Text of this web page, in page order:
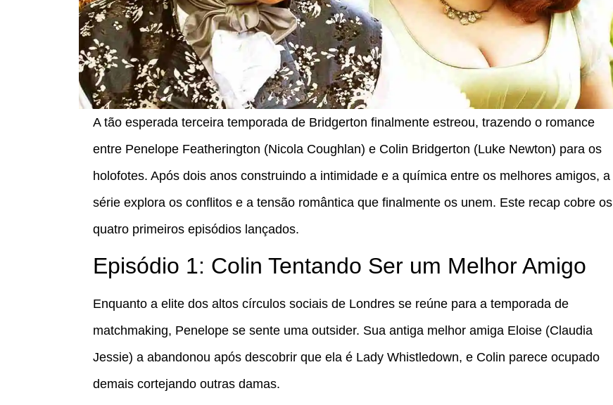
A tão esperada terceira temporada de Bridgerton finalmente estreou, trazendo o romance
entre Penelope Featherington (Nicola Coughlan) e Colin Bridgerton (Luke Newton) para os
holofotes. Após dois anos construindo a intimidade e a química entre os melhores amigos, a
série explora os conflitos e a tensão romântica que finalmente os unem. Este recap cobre os
quatro primeiros episódios lançados.
Episódio 1: Colin Tentando Ser um Melhor Amigo
Enquanto a elite dos altos círculos sociais de Londres se reúne para a temporada de
matchmaking, Penelope se sente uma outsider. Sua antiga melhor amiga Eloise (Claudia
Jessie) a abandonou após descobrir que ela é Lady Whistledown, e Colin parece ocupado
demais cortejando outras damas.